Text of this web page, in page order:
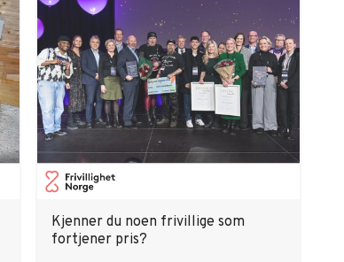
demonstrasjon og realisering.
Kjenner du noen frivillige som
fortjener pris?